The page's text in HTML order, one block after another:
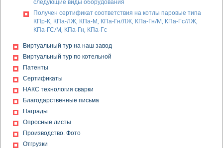
следующие виды оборудования
Получен сертификат соответствия на котлы паровые типа
КПр-К, КПа-ЛЖ, КПа-М, КПа-Гн/ЛЖ, КПа-Гн/М, КПа-Гс/ЛЖ,
КПа-ГС/М, КПа-Гн, КПа-Гс
одновалковые ДО-1М, дробилки винтовые ВДП-15
Получена декларация о соответствии на золоуловители
(циклоны) типа БЦ-2, БЦ-259, БЦ-512, ЦБ, ЦН-11
Получена декларация о соответствии на клапана
предохранительные КПС-0,5
Получен сертификат соответствия на модульные котельные
ЩУК ПЛЖ, ЩУК ПТ, ЩУК ВЛЖ, ЩУК ВТ, ЩУВ, ЩУП, ЩУС, ЩУТ;
щиты распределения и управления, тип: ЩРУ
Виртуальный тур на наш завод
Виртуальный тур по котельной
Патенты
Сертификаты
НАКС технология сварки
Благодарственные письма
Награды
Опросные листы
Производство. Фото
Отгрузки